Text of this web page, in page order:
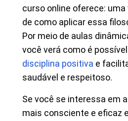
curso online oferece:
de como aplicar essa
Por meio de aulas
você verá como é possível
disciplina positiva e
saudável e respeitoso.
Se você se interessa em
mais consciente e eficaz